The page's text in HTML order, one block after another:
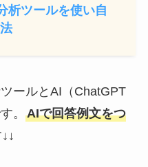
析ツールを使い自
ールとAI（ChatGPT
。 AIで回答例文をつ